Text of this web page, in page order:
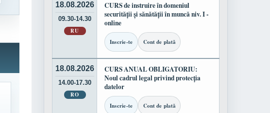
18.08.2026
09.30-14.30
RU
CURS de instruire în domeniul
securității și sănătății în muncă niv. I -
online
Inscrie-te Cont de plată
18.08.2026
14.00-17.30
RO
CURS ANUAL OBLIGATORIU:
Noul cadrul legal privind protecția
datelor
Inscrie-te Cont de plată